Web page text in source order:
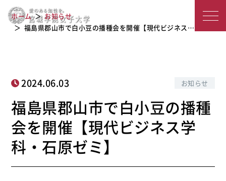
城
子
大
学
福島県郡山市で白小豆の播種会を開催
【現代ビジネス学科・石原ゼミ】
ホーム
お知らせ
福島県郡山市で白小豆の播種会を開催【現代ビジネス…
2024.06.03 お知らせ
福島県郡山市で白小豆の播種
会を開催【現代ビジネス学
科・石原ゼミ】